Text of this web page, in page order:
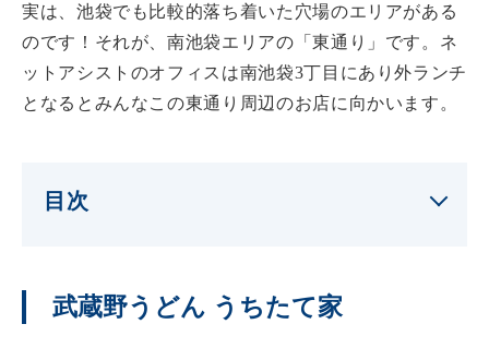
実は、池袋でも比較的落ち着いた穴場のエリアがある
のです！それが、南池袋エリアの「東通り」です。ネ
ットアシストのオフィスは南池袋3丁目にあり外ランチ
となるとみんなこの東通り周辺のお店に向かいます。
目次
武蔵野うどん うちたて家